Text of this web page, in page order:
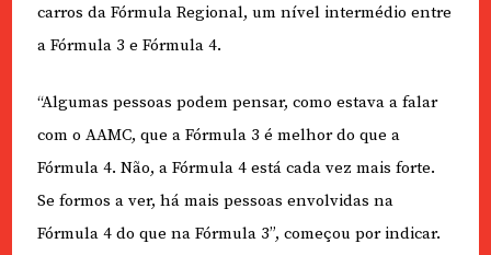
carros da Fórmula Regional, um nível intermédio entre
a Fórmula 3 e Fórmula 4.
“Algumas pessoas podem pensar, como estava a falar
com o AAMC, que a Fórmula 3 é melhor do que a
Fórmula 4. Não, a Fórmula 4 está cada vez mais forte.
Se formos a ver, há mais pessoas envolvidas na
Fórmula 4 do que na Fórmula 3”, começou por indicar.